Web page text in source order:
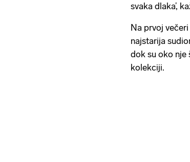
svaka dlaka’,
Na prvoj
najstarija
dok su oko nje
kolekciji.